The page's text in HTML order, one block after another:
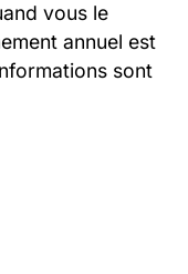
vous le
annuel est
sont